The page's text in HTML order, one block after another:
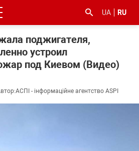
UA RU
поджигателя,
устроил
под Киевом (Видео)
АСПІ - інформаційне агентство ASPI